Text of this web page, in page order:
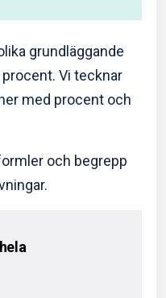
grundläggande
Vi tecknar
med procent och
och begrepp